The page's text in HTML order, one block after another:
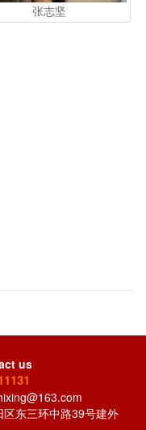
张志坚
us
东三环中路39号建外